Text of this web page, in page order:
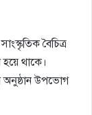
বৈচিত্র
হয়ে থাকে।
অনুষ্ঠান উপভোগ